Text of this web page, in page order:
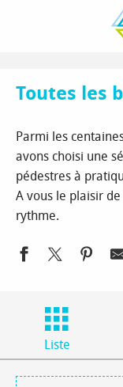
Balades et randonnées
Toutes les
Parmi les
avons choisi une
pédestres à
A vous le plaisir
rythme.
Liste